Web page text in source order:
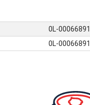
0L-00066891
0L-00066891